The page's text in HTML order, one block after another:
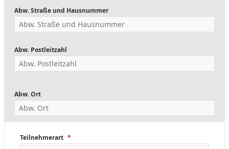
Abw. Straße und Hausnummer
Abw. Postleitzahl
Abw. Ort
Teilnehmerart